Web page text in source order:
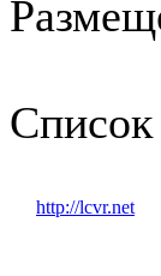
Список
http://lcvr.net